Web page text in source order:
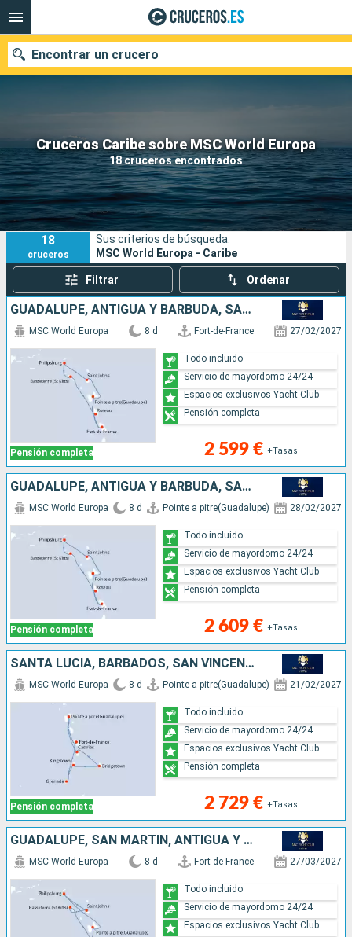
Cruceros Caribe sobre MSC World Europa
18 cruceros encontrados
Encontrar un crucero
Nuestros destinos
Fecha de salida
Puertos Compañías
Buscar
18
cruceros
Sus criterios de búsqueda:
MSC World Europa - Caribe
Filtrar Ordenar
GUADALUPE, ANTIGUA Y BARBUDA, SAN MARTÍN, DOMINICA, MARTINICA
Pensión completa
MSC World Europa 8 d Fort-de-France 27/02/2027
2 599 € +Tasas
Todo incluido
Servicio de mayordomo 24/24
Espacios exclusivos Yacht Club
Pensión completa
GUADALUPE, ANTIGUA Y BARBUDA, SAN MARTÍN, DOMINICA, MARTINICA
Pensión completa
MSC World Europa 8 d Pointe a pitre(Guadalupe) 28/02/2027
2 609 € +Tasas
Todo incluido
Servicio de mayordomo 24/24
Espacios exclusivos Yacht Club
Pensión completa
SANTA LUCIA, BARBADOS, SAN VINCENT Y LAS GRANADINAS, GRENADA, MARTINICA, GUADALUPE
Pensión completa
MSC World Europa 8 d Pointe a pitre(Guadalupe) 21/02/2027
2 729 € +Tasas
Todo incluido
Servicio de mayordomo 24/24
Espacios exclusivos Yacht Club
Pensión completa
GUADALUPE, SAN MARTÍN, ANTIGUA Y BARBUDA, DOMINICA, MARTINICA
MSC World Europa 8 d Fort-de-France 27/03/2027
Todo incluido
Servicio de mayordomo 24/24
Espacios exclusivos Yacht Club